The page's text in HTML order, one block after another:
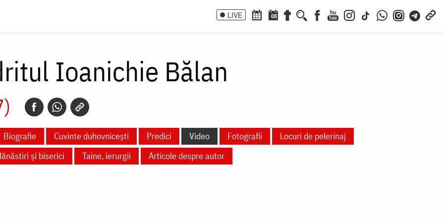
LIVE 08
Ioanichie Bălan
Biografie Cuvinte duhovnicești Predici Video Fotografii
Locuri de pelerinaj
și biserici Taine, ierurgii Articole despre autor